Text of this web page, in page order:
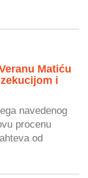
Matiću
i
navedenog
procenu
od